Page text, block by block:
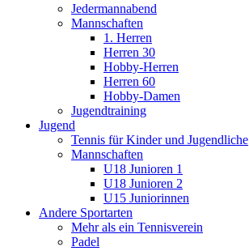
Jedermannabend
Mannschaften
1. Herren
Herren 30
Hobby-Herren
Herren 60
Hobby-Damen
Jugendtraining
Jugend
Tennis für Kinder und Jugendliche
Mannschaften
U18 Junioren 1
U18 Junioren 2
U15 Juniorinnen
Andere Sportarten
Mehr als ein Tennisverein
Padel